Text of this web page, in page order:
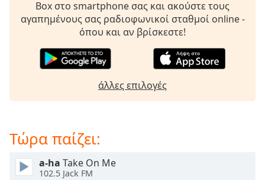
close
window.
Text
Color
Box στο smartphone σας και ακούστε τους
αγαπημένους σας ραδιοφωνικοί σταθμοί online -
όπου και αν βρίσκεστε!
άλλες επιλογές
Τώρα παίζει:
a-ha Take On Me
102.5 Jack FM